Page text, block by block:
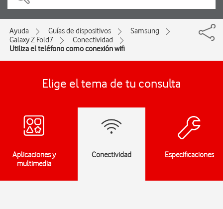
Ayuda Guías de dispositivos
Samsung
Galaxy Z Fold7
Conectividad
Utiliza el teléfono como conexión wifi
Elige el tema de tu consulta
Aplicaciones y
multimedia
Conectividad Especificaciones